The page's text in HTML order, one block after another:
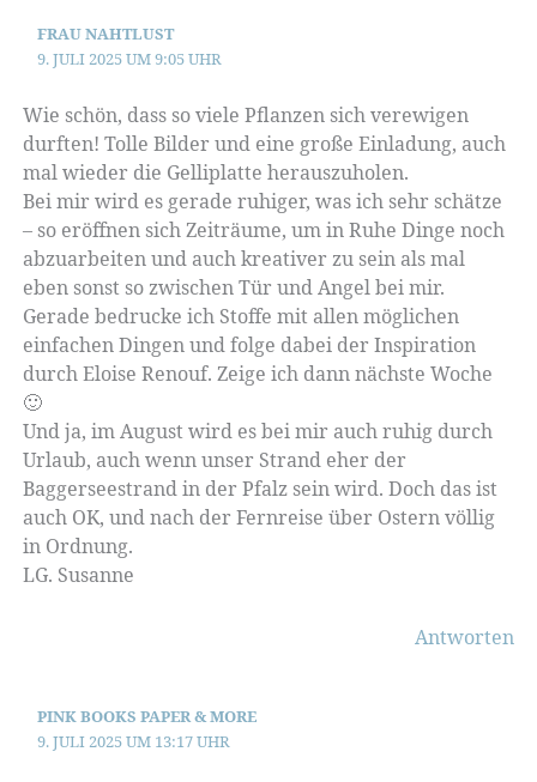
FRAU NAHTLUST
9. JULI 2025 UM 9:05 UHR
Wie schön, dass so viele Pflanzen sich verewigen
durften! Tolle Bilder und eine große Einladung, auch
mal wieder die Gelliplatte herauszuholen.
Bei mir wird es gerade ruhiger, was ich sehr schätze
– so eröffnen sich Zeiträume, um in Ruhe Dinge noch
abzuarbeiten und auch kreativer zu sein als mal
eben sonst so zwischen Tür und Angel bei mir.
Gerade bedrucke ich Stoffe mit allen möglichen
einfachen Dingen und folge dabei der Inspiration
durch Eloise Renouf. Zeige ich dann nächste Woche
🙂
Und ja, im August wird es bei mir auch ruhig durch
Urlaub, auch wenn unser Strand eher der
Baggerseestrand in der Pfalz sein wird. Doch das ist
auch OK, und nach der Fernreise über Ostern völlig
in Ordnung.
LG. Susanne
Antworten
PINK BOOKS PAPER & MORE
9. JULI 2025 UM 13:17 UHR